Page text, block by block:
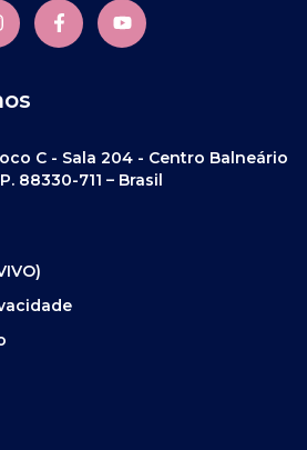
C - Sala 204 - Centro Balneário
88330-711 – Brasil